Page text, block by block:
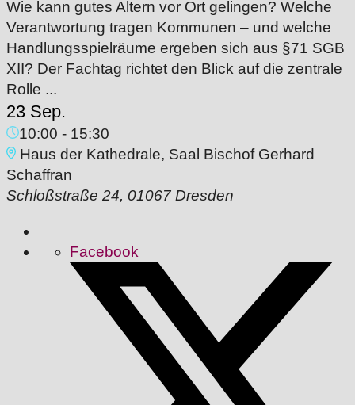
Wie kann gutes Altern vor Ort gelingen? Welche
Verantwortung tragen Kommunen – und welche
Handlungsspielräume ergeben sich aus §71 SGB
XII? Der Fachtag richtet den Blick auf die zentrale
Rolle ...
23 Sep.
10:00 - 15:30
Haus der Kathedrale, Saal Bischof Gerhard
Schaffran
Schloßstraße 24, 01067 Dresden
Facebook